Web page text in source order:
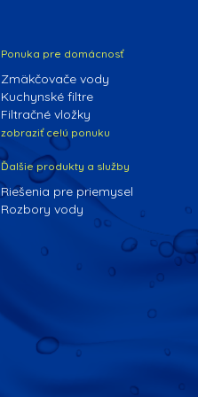
Ponuka pre domácnosť
Zmäkčovače vody
Kuchynské filtre
Filtračné vložky
zobraziť celú ponuku
Ďalšie produkty a služby
Riešenia pre priemysel
Rozbory vody